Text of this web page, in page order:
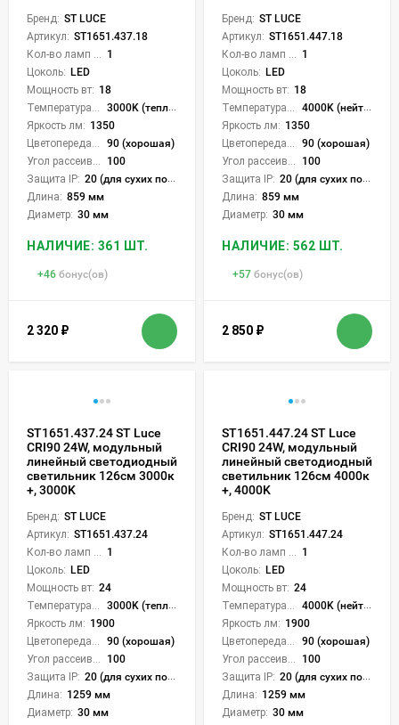
Бренд: ST LUCE
Артикул: ST1651.437.18
1
Цоколь: LED
Мощность вт: 18
3000K (теплый)
Яркость лм: 1350
90 (хорошая)
100
Защита IP: 20 (для сухих пом.)
Длина: 859 мм
Диаметр: 30 мм
НАЛИЧИЕ: 361 ШТ.
+46 бонус(ов)
2 320 ₽
Бренд: ST LUCE
Артикул: ST1651.447.18
1
Цоколь: LED
Мощность вт: 18
4000K (нейтральный)
Яркость лм: 1350
90 (хорошая)
100
Защита IP: 20 (для сухих пом.)
Длина: 859 мм
Диаметр: 30 мм
НАЛИЧИЕ: 562 ШТ.
+57 бонус(ов)
2 850 ₽
ST1651.437.24 ST Luce
CRI90 24W, модульный
линейный светодиодный
светильник 126см 3000к
+, 3000K
Бренд: ST LUCE
Артикул: ST1651.437.24
1
Цоколь: LED
Мощность вт: 24
3000K (теплый)
Яркость лм: 1900
90 (хорошая)
100
Защита IP: 20 (для сухих пом.)
Длина: 1259 мм
Диаметр: 30 мм
ST1651.447.24 ST Luce
CRI90 24W, модульный
линейный светодиодный
светильник 126см 4000к
+, 4000K
Бренд: ST LUCE
Артикул: ST1651.447.24
1
Цоколь: LED
Мощность вт: 24
4000K (нейтральный)
Яркость лм: 1900
90 (хорошая)
100
Защита IP: 20 (для сухих пом.)
Длина: 1259 мм
Диаметр: 30 мм